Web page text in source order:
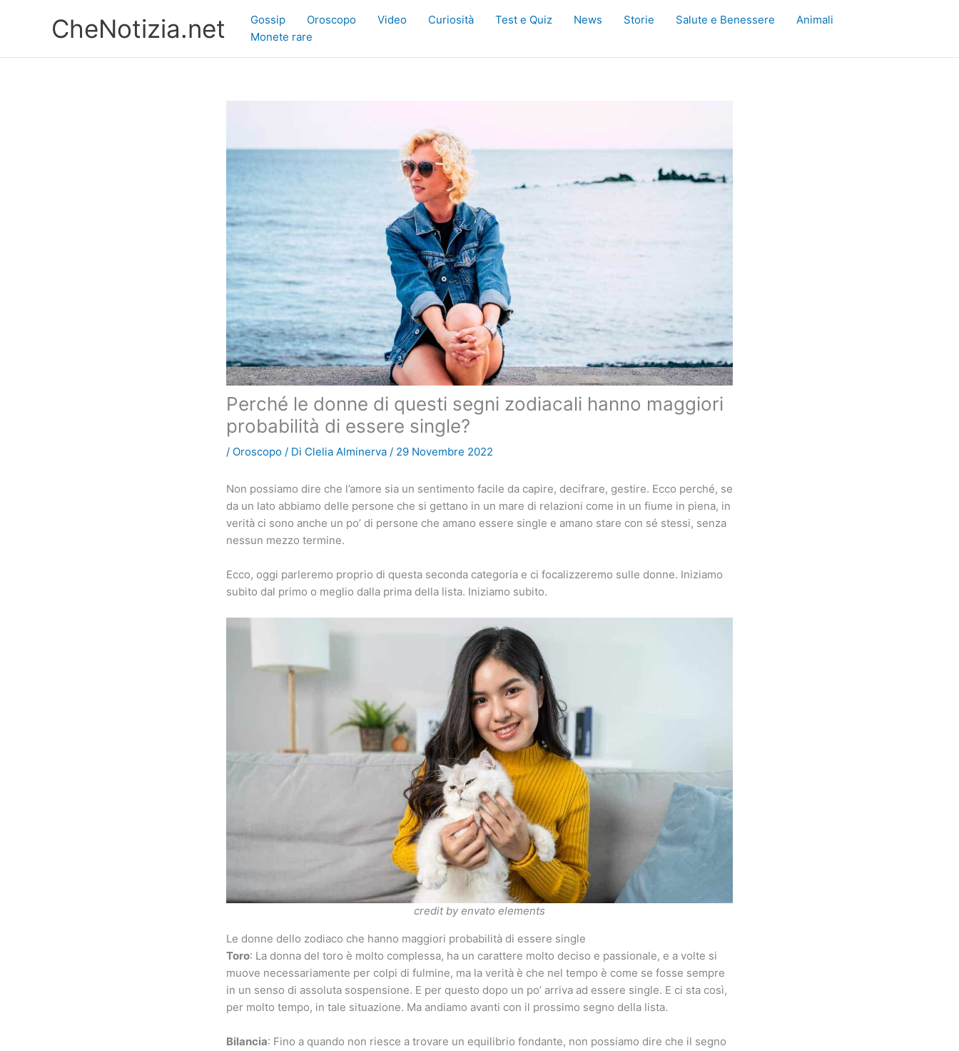
CheNotizia.net Gossip Oroscopo Video Curiosità Test e Quiz News Storie Salute e Benessere
Animali
Monete rare
Perché le donne di questi segni zodiacali hanno maggiori
probabilità di essere single?
/ Oroscopo / Di Clelia Alminerva / 29 Novembre 2022
Non possiamo dire che l’amore sia un sentimento facile da capire, decifrare, gestire. Ecco perché, se
da un lato abbiamo delle persone che si gettano in un mare di relazioni come in un fiume in piena, in
verità ci sono anche un po’ di persone che amano essere single e amano stare con sé stessi, senza
nessun mezzo termine.
Ecco, oggi parleremo proprio di questa seconda categoria e ci focalizzeremo sulle donne. Iniziamo
subito dal primo o meglio dalla prima della lista. Iniziamo subito.
credit by envato elements
Le donne dello zodiaco che hanno maggiori probabilità di essere single
Toro: La donna del toro è molto complessa, ha un carattere molto deciso e passionale, e a volte si
muove necessariamente per colpi di fulmine, ma la verità è che nel tempo è come se fosse sempre
in un senso di assoluta sospensione. E per questo dopo un po’ arriva ad essere single. E ci sta così,
per molto tempo, in tale situazione. Ma andiamo avanti con il prossimo segno della lista.
Bilancia: Fino a quando non riesce a trovare un equilibrio fondante, non possiamo dire che il segno